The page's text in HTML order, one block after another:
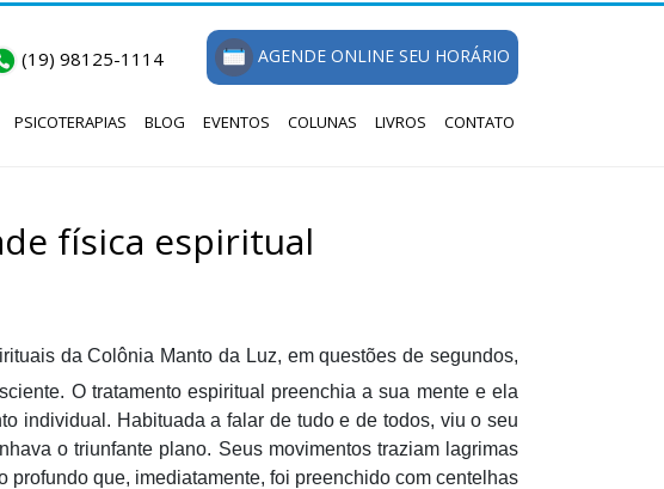
(19) 98125-1114 AGENDE ONLINE SEU HORÁRIO
PSICOTERAPIAS BLOG EVENTOS COLUNAS LIVROS CONTATO
física espiritual
da Colônia Manto da Luz, em questões de segundos,
O tratamento espiritual preenchia a sua mente e ela
individual. Habituada a falar de tudo e de todos, viu o seu
o triunfante plano. Seus movimentos traziam lagrimas
que, imediatamente, foi preenchido com centelhas